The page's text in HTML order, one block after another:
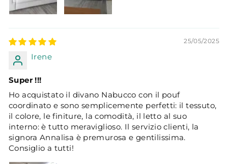
25/05/2025
Irene
Super !!!
Ho acquistato il divano Nabucco con il pouf
coordinato e sono semplicemente perfetti: il tessuto,
il colore, le finiture, la comodità, il letto al suo
interno: è tutto meraviglioso. Il servizio clienti, la
signora Annalisa è premurosa e gentilissima.
Consiglio a tutti!